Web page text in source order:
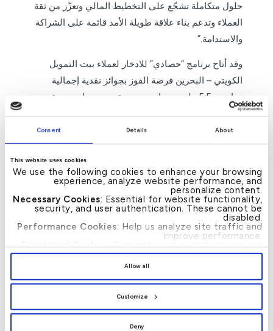
Consent Details About
This website uses cookies
We use the following cookies to enhance your browsing
experience, analyze website performance, and
personalize content.
Necessary Cookies: Essential for website functionality,
security, and user authentication. These cannot be
disabled.
Performance Cookies: Help us analyze site traffic and
improve performance.
Functional Cookies: Remember your preferences and
enhance user experience.
, you provide explicit consent to
preferences by clicking[Customize].
Allow all
Customize
Deny
حلول متكاملة تشجّع على التخطيط المالي وتعزّز من ثقة
العملاء وتدعم بناء علاقة طويلة الأمد قائمة على الشراكة
والاستدامة.”
وقد أتاح برنامج “حصادي” للادخار لعملاء بيت التمويل
الكويتي – البحرين فرصة الفوز بجوائز نقدية إجمالية
تجاوزت 5.5 مليون دينار بحريني عبر سحوبات دورية
متعددة، شملت جوائز شهرية وكبرى، فيما تبقّى السحب
على الجائزة الكبرى البالغة 1.1 مليون دينار بحريني. وقد
تأهل العملاء للمشاركة في السحوبات من خلال فتح
حساب “حصادي”وإيداع حد أدنى 50 دينار بحريني مع
الاحتفاظ بالرصيد المؤهل لمدة 7 أيام أو أكثر لزيادة
فرص الفوز، في حين تتم مضاعفة فرص الدخول في
السحب عند الاحتفاظ بالرصيد لفترات أطول.
للمزيد من المعلومات، يرجى التواصل مع مركز الاتصال
على الرقم: 17221999 973+، أو زيارة الموقع الإلكتروني:
، ومتابعة صفحات التواصل الاجتماعي
الخاصة بالبنك علىانستغرامولينكدإنومنصةإكس.
-النهاية-